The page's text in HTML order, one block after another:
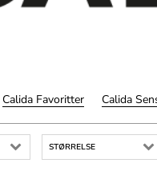
Calida Favoritter Calida
STØRRELSE